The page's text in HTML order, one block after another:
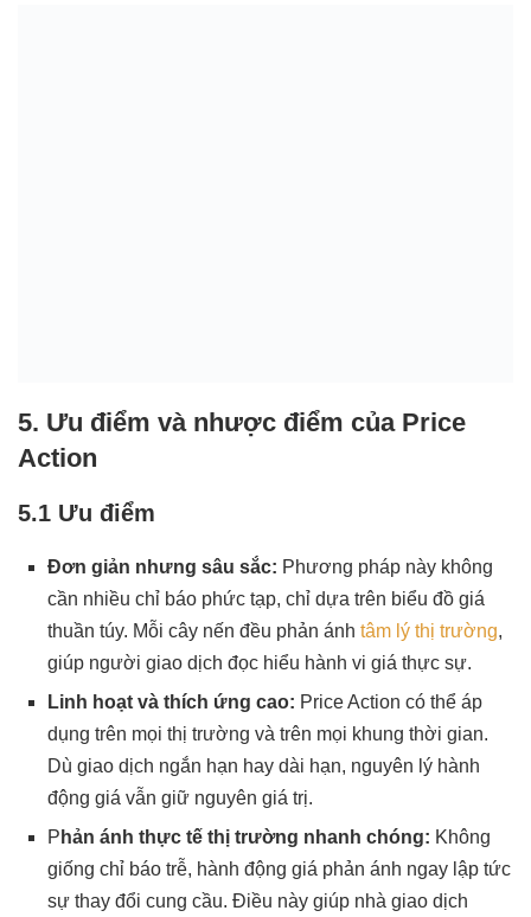
5. Ưu điểm và nhược điểm của Price
Action
5.1 Ưu điểm
Đơn giản nhưng sâu sắc: Phương pháp này không
cần nhiều chỉ báo phức tạp, chỉ dựa trên biểu đồ giá
thuần túy. Mỗi cây nến đều phản ánh tâm lý thị trường,
giúp người giao dịch đọc hiểu hành vi giá thực sự.
Linh hoạt và thích ứng cao: Price Action có thể áp
dụng trên mọi thị trường và trên mọi khung thời gian.
Dù giao dịch ngắn hạn hay dài hạn, nguyên lý hành
động giá vẫn giữ nguyên giá trị.
P hản ánh thực tế thị trường nhanh chóng: Không
giống chỉ báo trễ, hành động giá phản ánh ngay lập tức
sự thay đổi cung cầu. Điều này giúp nhà giao dịch